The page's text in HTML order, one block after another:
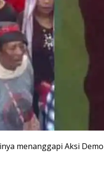
menanggapi Aksi